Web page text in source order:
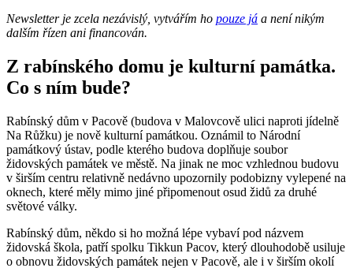
Newsletter je zcela nezávislý, vytvářím ho pouze já a není nikým
dalším řízen ani financován.
Z rabínského domu je kulturní památka.
Co s ním bude?
Rabínský dům v Pacově (budova v Malovcově ulici naproti jídelně
Na Růžku) je nově kulturní památkou. Oznámil to Národní
památkový ústav, podle kterého budova doplňuje soubor
židovských památek ve městě. Na jinak ne moc vzhlednou budovu
v širším centru relativně nedávno upozornily podobizny vylepené na
oknech, které měly mimo jiné připomenout osud židů za druhé
světové války.
Rabínský dům, někdo si ho možná lépe vybaví pod názvem
židovská škola, patří spolku Tikkun Pacov, který dlouhodobě usiluje
o obnovu židovských památek nejen v Pacově, ale i v širším okolí